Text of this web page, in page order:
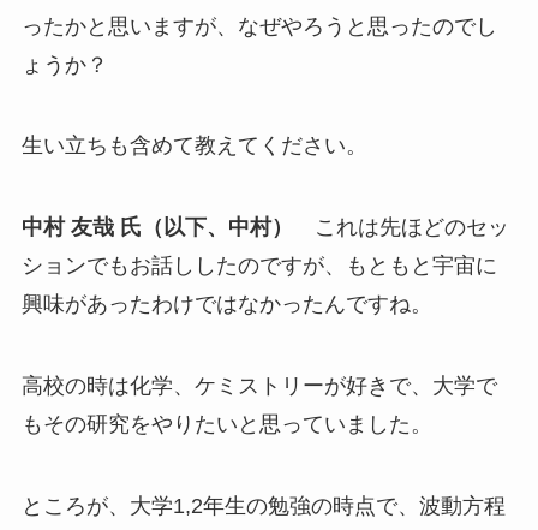
ったかと思いますが、なぜやろうと思ったのでし
ょうか？
生い立ちも含めて教えてください。
中村 友哉 氏（以下、中村）
これは先ほどのセッ
ションでもお話ししたのですが、もともと宇宙に
興味があったわけではなかったんですね。
高校の時は化学、ケミストリーが好きで、大学で
もその研究をやりたいと思っていました。
ところが、大学1,2年生の勉強の時点で、波動方程